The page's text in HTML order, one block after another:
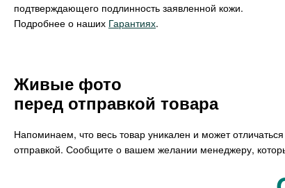
подтверждающего подлинность заявленной кожи.
Подробнее о наших Гарантиях.
Живые фото
перед отправкой товара
Напоминаем, что весь товар уникален и может
отправкой. Сообщите о вашем желании менеджеру,